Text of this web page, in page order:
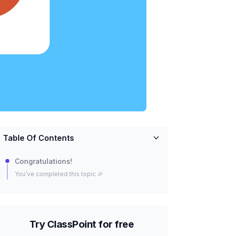
Table Of Contents
Congratulations!
You’ve completed this topic 🎉
Try ClassPoint for free